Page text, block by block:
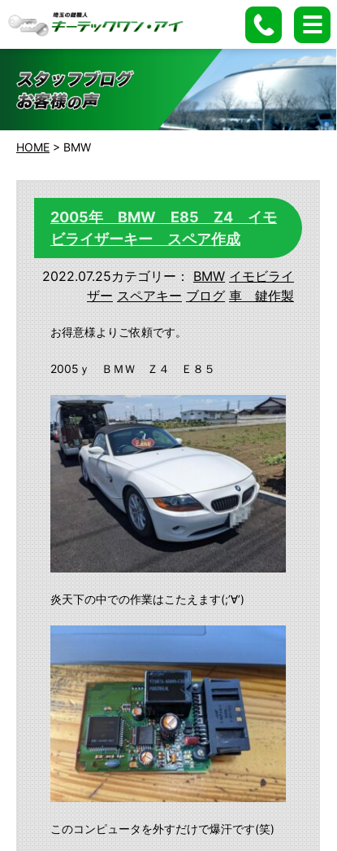
HOME > BMW
2005年 BMW E85 Z4 イモ
ビライザーキー スペア作成
2022.07.25カテゴリー： BMW イモビライ
ザー スペアキー ブログ 車 鍵作製
お得意様よりご依頼です。
2005ｙ ＢＭＷ Ｚ４ Ｅ８５
炎天下の中での作業はこたえます(;’∀’)
このコンピュータを外すだけで爆汗です(笑)